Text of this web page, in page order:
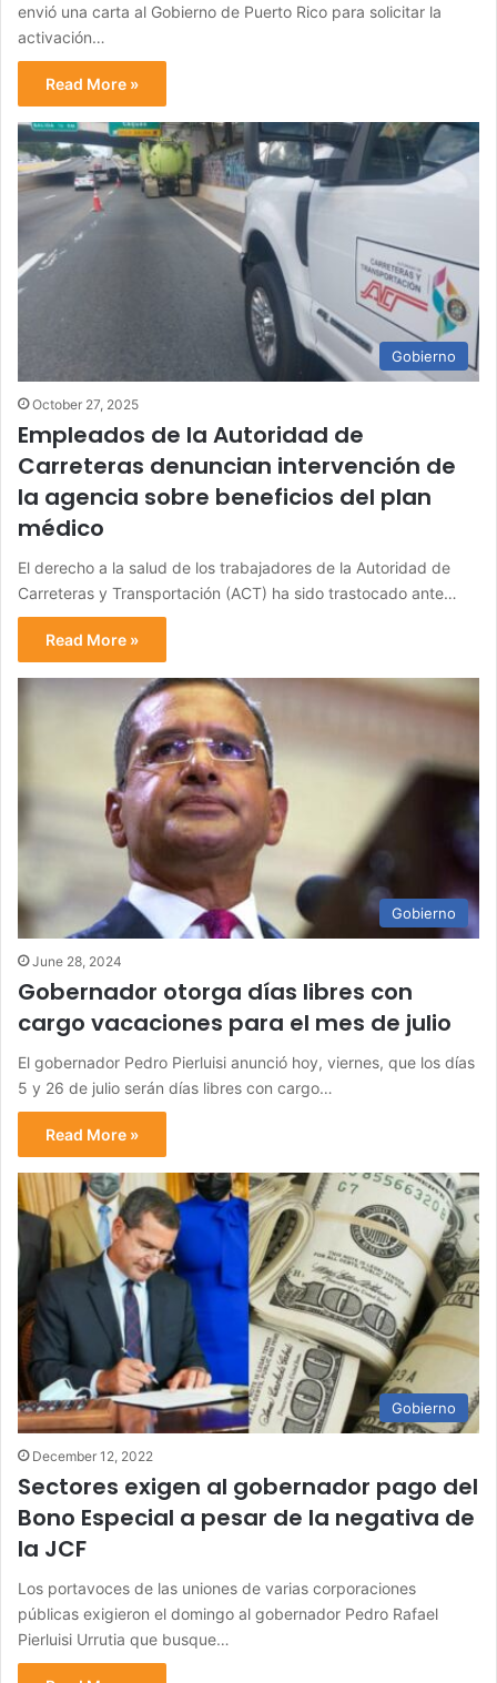
envió una carta al Gobierno de Puerto Rico para solicitar la
activación…
Read More »
Gobierno
October 27, 2025
Empleados de la Autoridad de
Carreteras denuncian intervención de
la agencia sobre beneficios del plan
médico
El derecho a la salud de los trabajadores de la Autoridad de
Carreteras y Transportación (ACT) ha sido trastocado ante…
Read More »
Gobierno
June 28, 2024
Gobernador otorga días libres con
cargo vacaciones para el mes de julio
El gobernador Pedro Pierluisi anunció hoy, viernes, que los días
5 y 26 de julio serán días libres con cargo…
Read More »
Gobierno
December 12, 2022
Sectores exigen al gobernador pago del
Bono Especial a pesar de la negativa de
la JCF
Los portavoces de las uniones de varias corporaciones
públicas exigieron el domingo al gobernador Pedro Rafael
Pierluisi Urrutia que busque…